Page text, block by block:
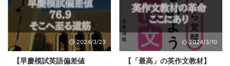
2024/3/23
【早慶模試英語偏差値
2024/3/10
【「最高」の英作文教材】